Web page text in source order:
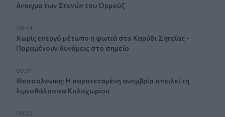
άνοιγμα των Στενών του Ορμούζ
09:44
Χωρίς ενεργό μέτωπο η φωτιά στο Καρύδι Σητείας -
Παραμένουν δυνάμεις στο σημείο
09:31
Θεσσαλονίκη: Η παρατεταμένη ανομβρία απειλεί τη
λιμνοθάλασσα Καλοχωρίου
09:22